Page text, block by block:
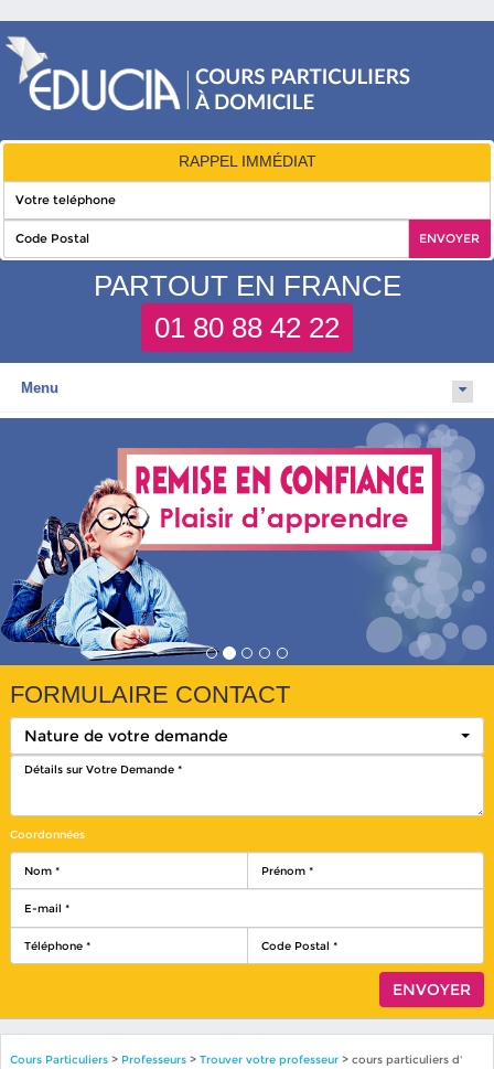
RAPPEL IMMÉDIAT
PARTOUT EN FRANCE
01 80 88 42 22
Menu
FORMULAIRE CONTACT
Nature de votre demande
Coordonnées
Cours Particuliers> Professeurs > Trouver votre professeur> cours particuliers d'